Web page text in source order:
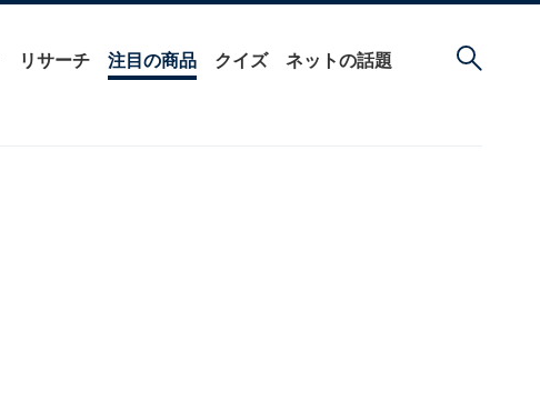
リサーチ 注目の商品 クイズ ネットの話題